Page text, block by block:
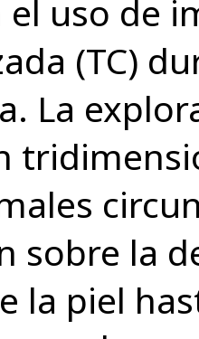
el uso de
(TC)
La
sobre la
la piel